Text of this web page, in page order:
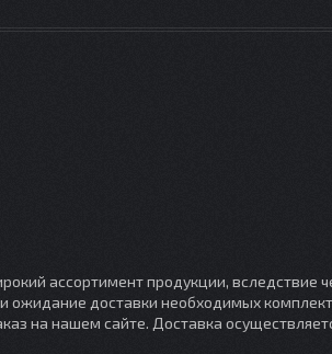
ассортимент продукции, вследствие
ожидание доставки необходимых
на нашем сайте. Доставка